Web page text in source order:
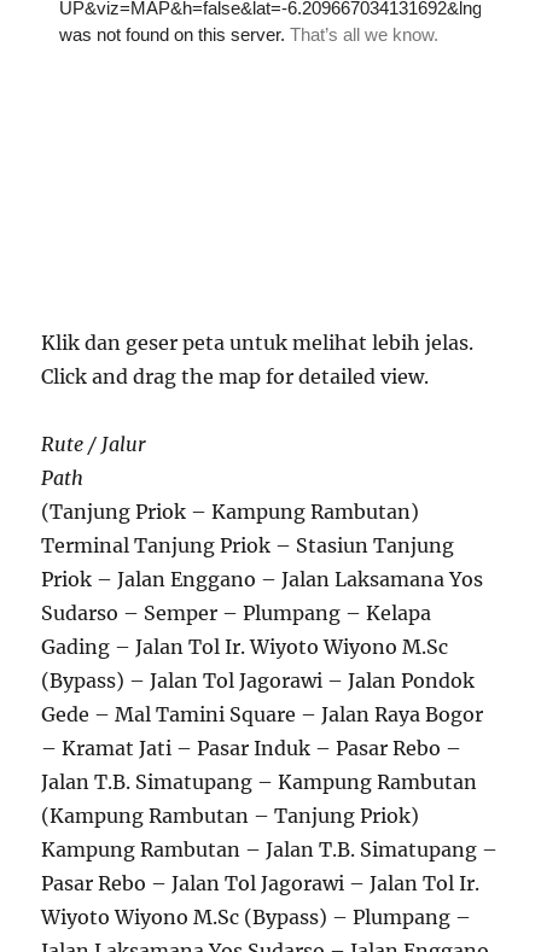
Klik dan geser peta untuk melihat lebih jelas.
Click and drag the map for detailed view.
Rute / Jalur
Path
(Tanjung Priok – Kampung Rambutan)
Terminal Tanjung Priok – Stasiun Tanjung
Priok – Jalan Enggano – Jalan Laksamana Yos
Sudarso – Semper – Plumpang – Kelapa
Gading – Jalan Tol Ir. Wiyoto Wiyono M.Sc
(Bypass) – Jalan Tol Jagorawi – Jalan Pondok
Gede – Mal Tamini Square – Jalan Raya Bogor
– Kramat Jati – Pasar Induk – Pasar Rebo –
Jalan T.B. Simatupang – Kampung Rambutan
(Kampung Rambutan – Tanjung Priok)
Kampung Rambutan – Jalan T.B. Simatupang –
Pasar Rebo – Jalan Tol Jagorawi – Jalan Tol Ir.
Wiyoto Wiyono M.Sc (Bypass) – Plumpang –